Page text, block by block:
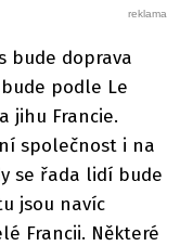
bude doprava
podle Le
jihu Francie.
společnost i na
se řada lidí bude
jsou navíc
Francii. Některé